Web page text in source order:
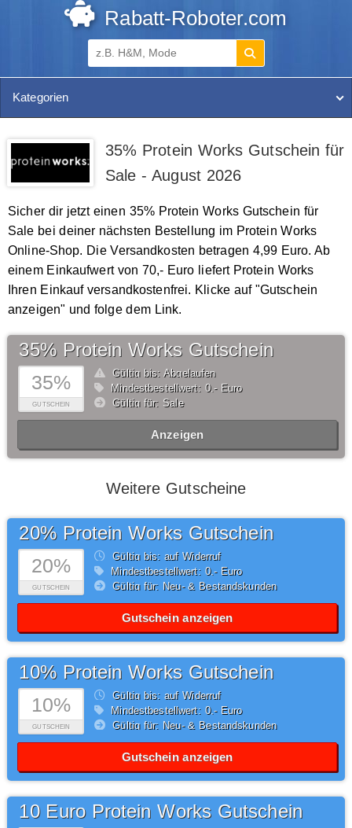
Rabatt-Roboter.com
Kategorien
35% Protein Works Gutschein für
Sale - August 2026
Sicher dir jetzt einen 35% Protein Works Gutschein für
Sale bei deiner nächsten Bestellung im Protein Works
Online-Shop. Die Versandkosten betragen 4,99 Euro. Ab
einem Einkaufwert von 70,- Euro liefert Protein Works
Ihren Einkauf versandkostenfrei. Klicke auf "Gutschein
anzeigen" und folge dem Link.
35%
GUTSCHEIN
35% Protein Works Gutschein
Gültig bis: Abgelaufen
Mindestbestellwert: 0,- Euro
Gültig für: Sale
Anzeigen
Weitere Gutscheine
20%
GUTSCHEIN
20% Protein Works Gutschein
Gültig bis: auf Widerruf
Mindestbestellwert: 0,- Euro
Gültig für: Neu- & Bestandskunden
Gutschein anzeigen
10%
GUTSCHEIN
10% Protein Works Gutschein
Gültig bis: auf Widerruf
Mindestbestellwert: 0,- Euro
Gültig für: Neu- & Bestandskunden
Gutschein anzeigen
10 Euro Protein Works Gutschein